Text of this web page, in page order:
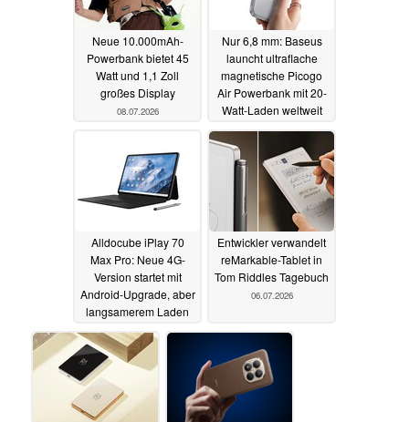
Neue 10.000mAh-
Powerbank bietet 45
Watt und 1,1 Zoll
großes Display
08.07.2026
Nur 6,8 mm: Baseus
launcht ultraflache
magnetische Picogo
Air Powerbank mit 20-
Watt-Laden weltweit
07.07.2026
Alldocube iPlay 70
Max Pro: Neue 4G-
Version startet mit
Android-Upgrade, aber
langsamerem Laden
06.07.2026
Entwickler verwandelt
reMarkable-Tablet in
Tom Riddles Tagebuch
06.07.2026